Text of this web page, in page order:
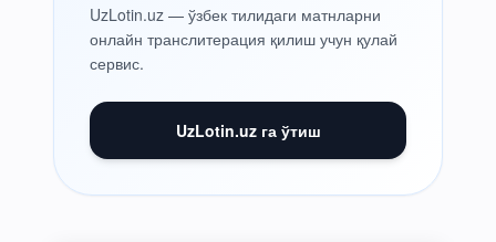
UzLotin.uz — ўзбек тилидаги матнларни
онлайн транслитерация қилиш учун қулай
сервис.
UzLotin.uz га ўтиш